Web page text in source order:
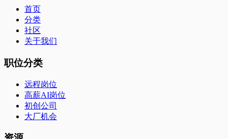
首页
分类
社区
关于我们
职位分类
远程岗位
高薪AI岗位
初创公司
大厂机会